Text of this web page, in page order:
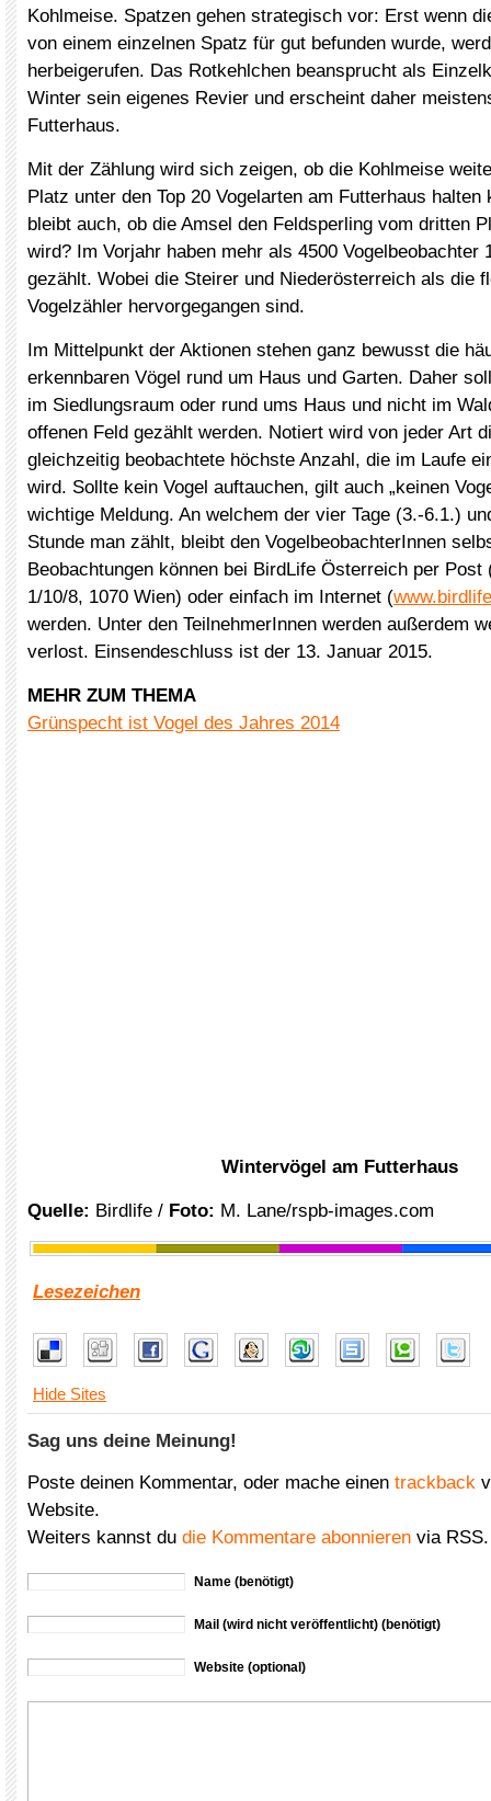
Kohlmeise. Spatzen gehen strategisch vor: Erst wenn
von einem einzelnen Spatz für gut befunden wurde,
herbeigerufen. Das Rotkehlchen beansprucht als
Winter sein eigenes Revier und erscheint daher
Futterhaus.
Mit der Zählung wird sich zeigen, ob die Kohlmeise
Platz unter den Top 20 Vogelarten am Futterhaus halten
bleibt auch, ob die Amsel den Feldsperling vom dritten
wird? Im Vorjahr haben mehr als 4500 Vogelbeobachter
gezählt. Wobei die Steirer und Niederösterreich als die
Vogelzähler hervorgegangen sind.
Im Mittelpunkt der Aktionen stehen ganz bewusst die
erkennbaren Vögel rund um Haus und Garten. Daher
im Siedlungsraum oder rund ums Haus und nicht im
offenen Feld gezählt werden. Notiert wird von jeder Art
gleichzeitig beobachtete höchste Anzahl, die im Laufe
wird. Sollte kein Vogel auftauchen, gilt auch „keinen
wichtige Meldung. An welchem der vier Tage (3.-6.1.)
Stunde man zählt, bleibt den VogelbeobachterInnen
Beobachtungen können bei BirdLife Österreich per Post
1/10/8, 1070 Wien) oder einfach im Internet (
werden. Unter den TeilnehmerInnen werden außerdem
verlost. Einsendeschluss ist der 13. Januar 2015.
MEHR ZUM THEMA
Grünspecht ist Vogel des Jahres 2014
Wintervögel am Futterhaus
Quelle: Birdlife / Foto: M. Lane/rspb-images.com
Lesezeichen
Hide Sites
Sag uns deine Meinung!
Poste deinen Kommentar, oder mache einen trackback
Website.
Weiters kannst du die Kommentare abonnieren via RSS.
Name (benötigt)
Mail (wird nicht veröffentlicht) (benötigt)
Website (optional)